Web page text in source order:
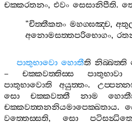
චක‍්කරතනං, එවං සෙසානිපීති.
“චිත‍්තීකතං මහග‍්ඝඤ‍්ච,
අනොමසත‍්තපරිභොගං,
පාතුභාවො හොතීති නිබ‍්බත‍්ති
– චක‍්කවත‍්තිස‍්ස පාතුභාවා
පාතුභාවොති
අයුත‍්තං.
සො
චක‍්කවත‍්තී නාම
චක‍්කවත‍්තනනියමාපෙක‍්ඛතාය.
වත‍්තෙස‍්සති, සො